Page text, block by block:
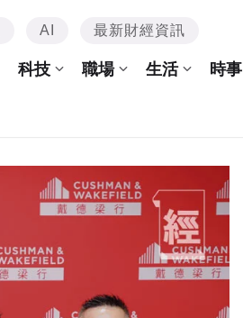
AI 最新財經資訊
科技 職場 生活 時事